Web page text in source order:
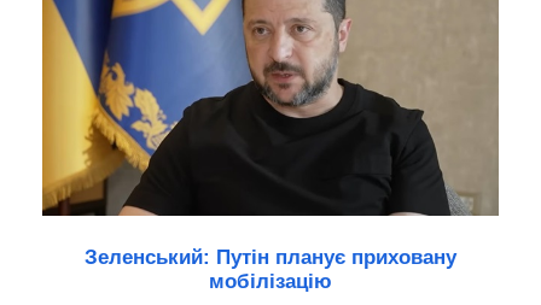
Зеленський: Путін планує приховану
мобілізацію